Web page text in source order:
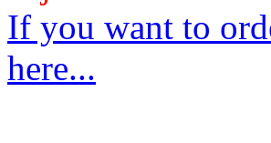
If you want to
here...